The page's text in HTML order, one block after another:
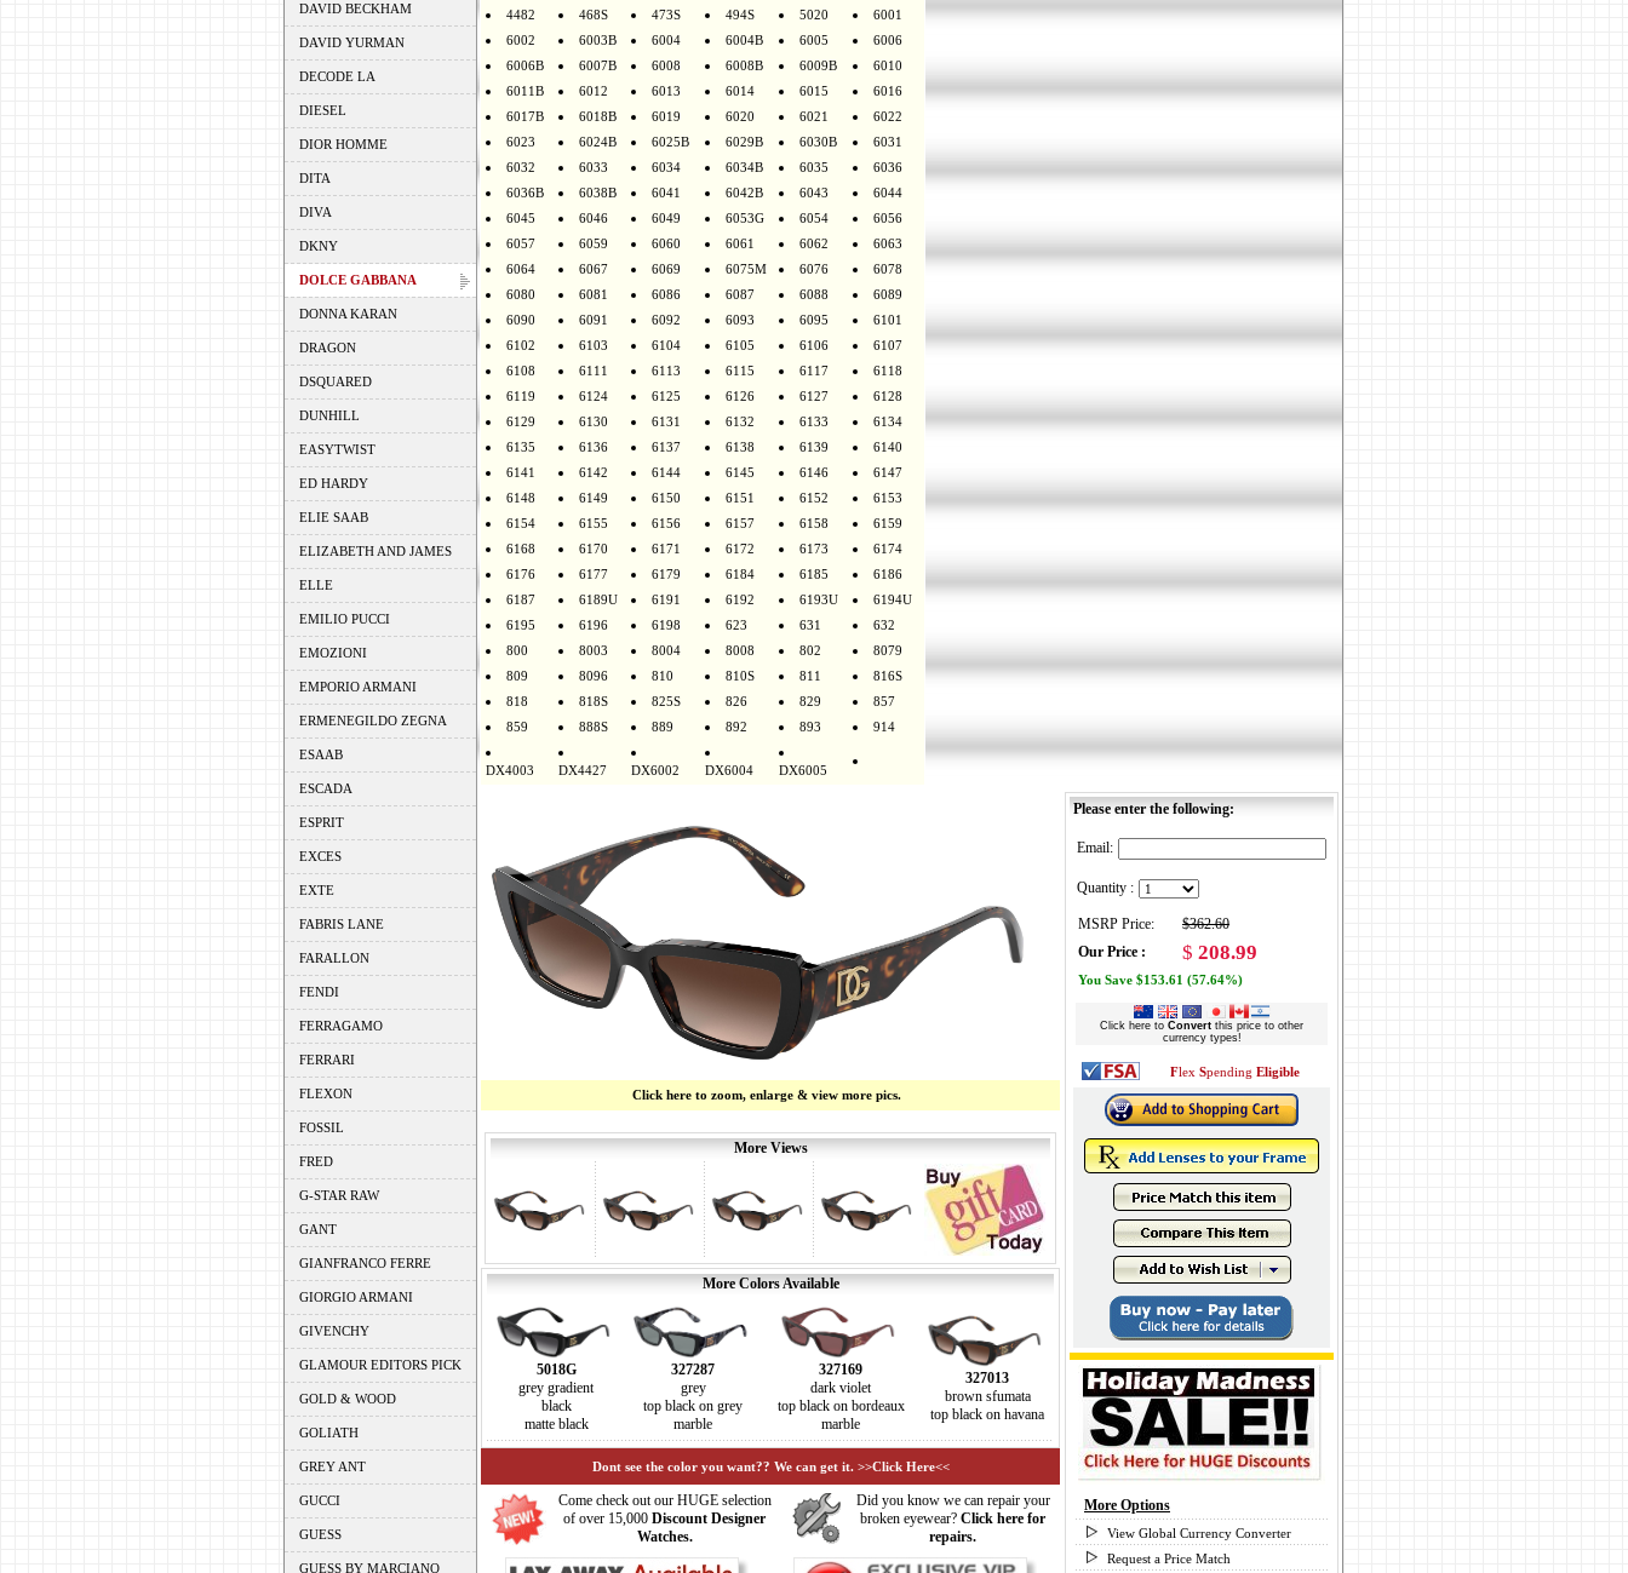
DAVID BECKHAM
DAVID YURMAN
DECODE LA
DIESEL
DIOR HOMME
DITA
DIVA
DKNY
DOLCE GABBANA
DONNA KARAN
DRAGON
DSQUARED
DUNHILL
EASYTWIST
ED HARDY
ELIE SAAB
ELIZABETH AND JAMES
ELLE
EMILIO PUCCI
EMOZIONI
EMPORIO ARMANI
ERMENEGILDO ZEGNA
ESAAB
ESCADA
ESPRIT
EXCES
EXTE
FABRIS LANE
FARALLON
FENDI
FERRAGAMO
FERRARI
FLEXON
FOSSIL
FRED
G-STAR RAW
GANT
GIANFRANCO FERRE
GIORGIO ARMANI
GIVENCHY
GLAMOUR EDITORS PICK
GOLD & WOOD
GOLIATH
GREY ANT
GUCCI
GUESS
GUESS BY MARCIANO
4482
468S 473S 494S 5020
6001
6002
6003B 6004 6004B 6005
6006
6006B
6007B 6008 6008B 6009B
6010
6011B
6012 6013 6014 6015
6016
6017B
6018B 6019 6020 6021
6022
6023
6024B 6025B 6029B 6030B
6031
6032
6033 6034 6034B 6035
6036
6036B
6038B 6041 6042B 6043
6044
6045
6046 6049 6053G 6054
6056
6057
6059 6060 6061 6062
6063
6064
6067 6069 6075M 6076
6078
6080
6081 6086 6087 6088
6089
6090
6091 6092 6093 6095
6101
6102
6103 6104 6105 6106
6107
6108
6111 6113 6115 6117
6118
6119
6124 6125 6126 6127
6128
6129
6130 6131 6132 6133
6134
6135
6136 6137 6138 6139
6140
6141
6142 6144 6145 6146
6147
6148
6149 6150 6151 6152
6153
6154
6155 6156 6157 6158
6159
6168
6170 6171 6172 6173
6174
6176
6177 6179 6184 6185
6186
6187
6189U 6191 6192 6193U
6194U
6195
6196 6198 623 631
632
800
8003 8004 8008 802
8079
809
8096 810 810S 811
816S
818
818S 825S 826 829
857
859
888S 889 892 893 914
DX4003 DX4427 DX6002 DX6004 DX6005
Click here to zoom, enlarge & view more pics.
More Views
More Colors Available
5018G
grey gradient
black
matte black
327287
grey
top black on grey
marble
327169
dark violet
top black on bordeaux
marble
327013
brown sfumata
top black on havana
Dont see the color you want?? We can get it. >>Click Here<<
Come check out our HUGE selection
of over 15,000 Discount Designer
Watches.
Did you know we can repair your
broken eyewear? Click here for
repairs.
Please enter the following:
Email:
Quantity :
MSRP Price:
$362.60
Our Price :
$ 208.99
You Save $153.61 (57.64%)
Click here to Convert this price to other
currency types!
Flex Spending Eligible
More Options
View Global Currency Converter
Request a Price Match